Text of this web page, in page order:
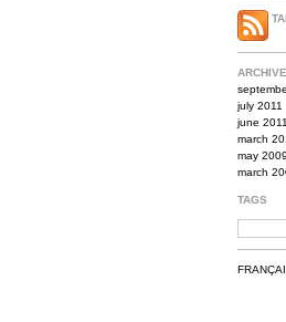
july 2011
june 2011
march
may 2009
march
TAGS